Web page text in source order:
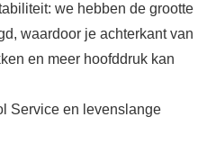
we hebben de grootte
waardoor je achterkant van
en meer hoofddruk kan
Service en levenslange